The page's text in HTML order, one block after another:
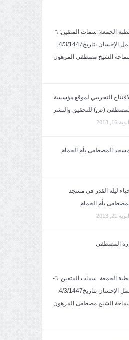
خطبة الجمعة: سمات المتقين: ٦-
عمل الإحسان بتاريخ4/3/1447.
الشيخ مصطفى المرهون
التجريبي لموقع مؤسسة
(ص) للتحقيق والنشر
16, 2013
بمسجد المصطفى بأم الحمام
ليلة القدر في مسجد
بأم الحمام
21, 2013
المصطفى
خطبة الجمعة: سمات المتقين: ٦-
عمل الإحسان بتاريخ4/3/1447.
الشيخ مصطفى المرهون